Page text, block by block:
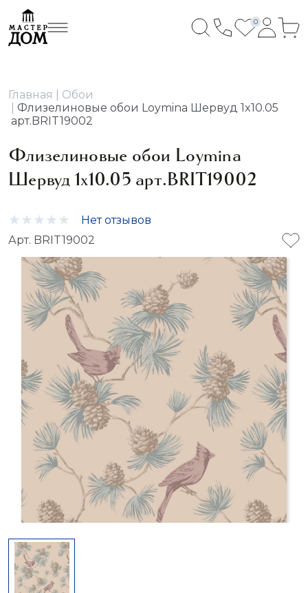
0
Главная
Обои
Флизелиновые обои Loymina Шервуд 1x10.05
арт.BRIT19002
Флизелиновые обои Loymina
Шервуд 1x10.05 арт.BRIT19002
Нет отзывов
Арт. BRIT19002